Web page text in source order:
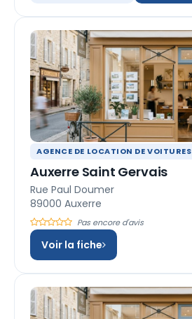
AGENCE DE LOCATION DE VOITURES
Auxerre Saint Gervais
Rue Paul Doumer
89000 Auxerre
Pas encore d'avis
Voir la fiche